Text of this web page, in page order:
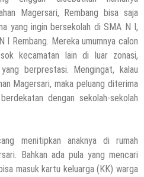
Magersari, Rembang bisa saja
yang ingin bersekolah di SMA N I,
Rembang. Mereka umumnya calon
kecamatan lain di luar zonasi,
berprestasi. Mengingat, kalau
Magersari, maka peluang diterima
dengan sekolah-sekolah
menitipkan anaknya di rumah
Bahkan ada pula yang mencari
masuk kartu keluarga (KK) warga